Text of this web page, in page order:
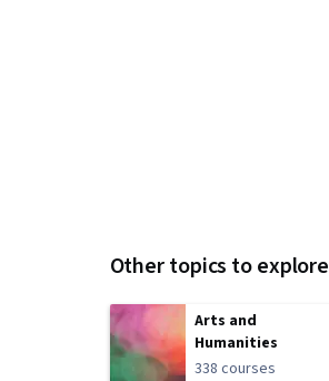
Other topics to explore
Arts and
Humanities
338 courses